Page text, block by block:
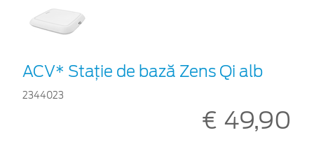
ACV* Stație de bază Zens Qi alb
2344023
€ 49,90